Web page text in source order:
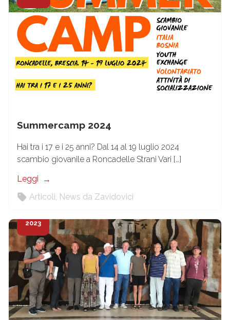
Summercamp 2024
Hai tra i 17 e i 25 anni? Dal 14 al 19 luglio 2024
scambio giovanile a Roncadelle Strani Vari […]
Leggi
Articoli News da Zavidovici
2023